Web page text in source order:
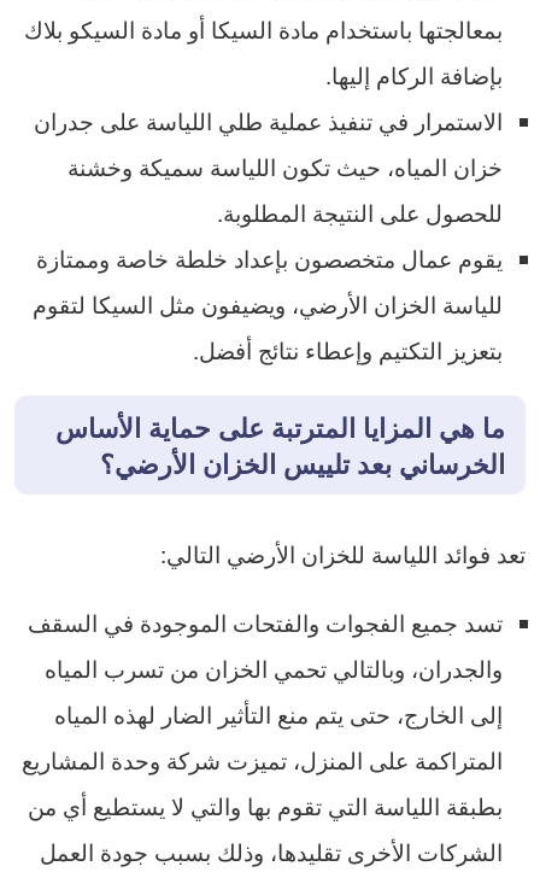
بمعالجتها باستخدام مادة السيكا أو مادة السيكو بلاك
بإضافة الركام إليها.
الاستمرار في تنفيذ عملية طلي اللياسة على جدران
خزان المياه، حيث تكون اللياسة سميكة وخشنة
للحصول على النتيجة المطلوبة.
يقوم عمال متخصصون بإعداد خلطة خاصة وممتازة
للياسة الخزان الأرضي، ويضيفون مثل السيكا لتقوم
بتعزيز التكتيم وإعطاء نتائج أفضل.
ما هي المزايا المترتبة على حماية الأساس
الخرساني بعد تلييس الخزان الأرضي؟
تعد فوائد اللياسة للخزان الأرضي التالي:
تسد جميع الفجوات والفتحات الموجودة في السقف
والجدران، وبالتالي تحمي الخزان من تسرب المياه
إلى الخارج، حتى يتم منع التأثير الضار لهذه المياه
المتراكمة على المنزل، تميزت شركة وحدة المشاريع
بطبقة اللياسة التي تقوم بها والتي لا يستطيع أي من
الشركات الأخرى تقليدها، وذلك بسبب جودة العمل